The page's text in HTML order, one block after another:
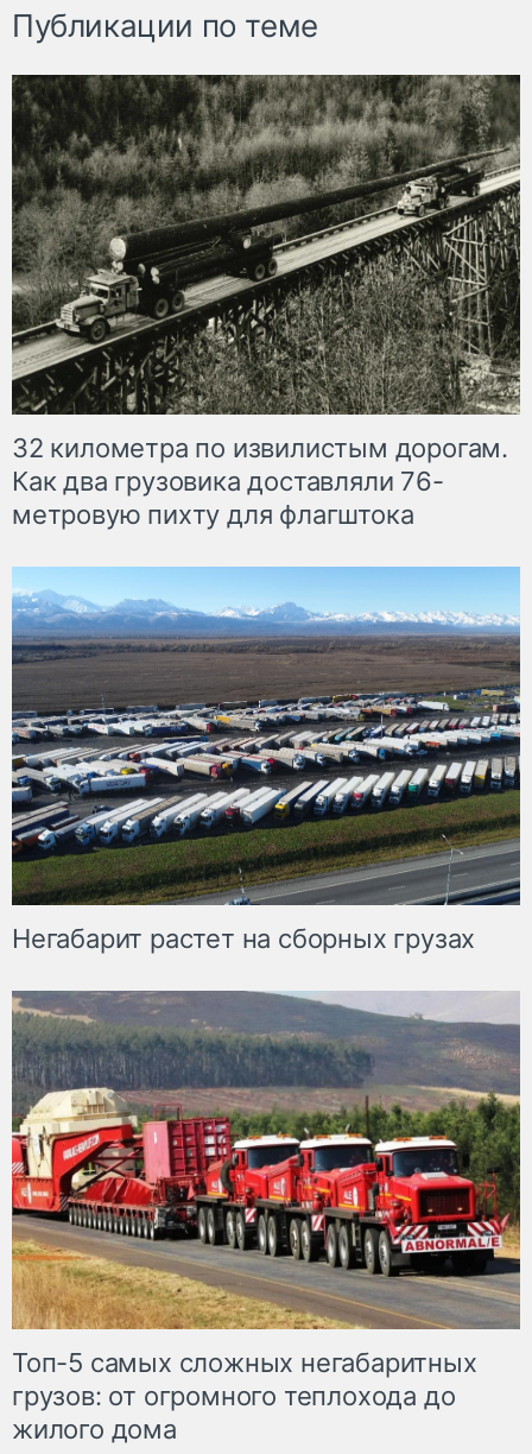
Публикации по теме
32 километра по извилистым дорогам.
Как два грузовика доставляли 76-
метровую пихту для флагштока
Негабарит растет на сборных грузах
Топ-5 самых сложных негабаритных
грузов: от огромного теплохода до
жилого дома